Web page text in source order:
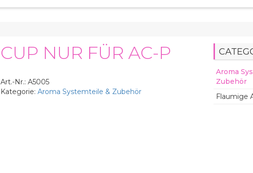
CUP NUR FÜR AC-P
Art.-Nr.: A5005
Kategorie: Aroma Systemteile & Zubehör
Aroma
Zubehör
Flaumige